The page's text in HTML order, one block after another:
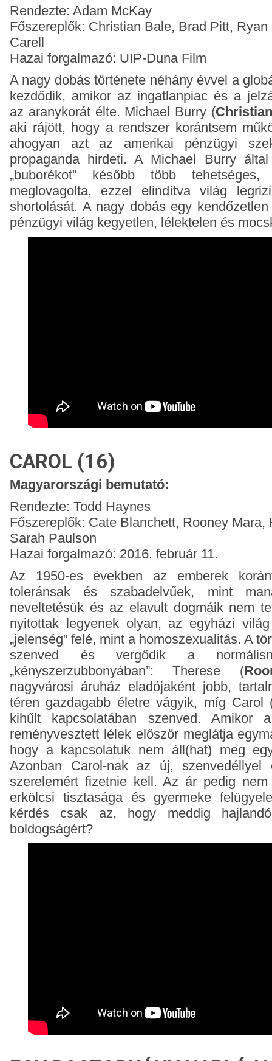
Rendezte: Adam McKay
Főszereplők: Christian Bale, Brad Pitt,
Carell
Hazai forgalmazó: UIP-Duna Film
A nagy dobás története néhány évvel a
kezdődik, amikor az ingatlanpiac és a
az aranykorát élte. Michael Burry (
aki rájött, hogy a rendszer korántsem
ahogyan azt az amerikai pénzügyi
propaganda hirdeti. A Michael Burry
„buborékot” később több
meglovagolta, ezzel elindítva világ
shortolását. A nagy dobás egy
pénzügyi világ kegyetlen, lélektelen és
CAROL (16)
Magyarországi bemutató:
Rendezte: Todd Haynes
Főszereplők: Cate Blanchett, Rooney Mara,
Sarah Paulson
Hazai forgalmazó: 2016. február 11.
Az 1950-es években az emberek
toleránsak és szabadelvűek, mint
neveltetésük és az elavult dogmáik nem
nyitottak legyenek olyan, az egyházi
„jelenség” felé, mint a homoszexualitás. A
szenved és vergődik a
„kényszerzubbonyában”: Therese (
nagyvárosi áruház eladójaként jobb,
téren gazdagabb életre vágyik, míg Carol
kihűlt kapcsolatában szenved. Amikor
reményvesztett lélek először meglátja
hogy a kapcsolatuk nem áll(hat) meg
Azonban Carol-nak az új, szenvedéllyel
szerelemért fizetnie kell. Az ár pedig
erkölcsi tisztasága és gyermeke
kérdés csak az, hogy meddig
boldogságért?